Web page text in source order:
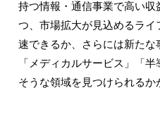
持つ情報・通信事業で高い
つ、市場拡大が見込めるラ
速できるか、さらには新た
「メディカルサービス」「
そうな領域を見つけられるか